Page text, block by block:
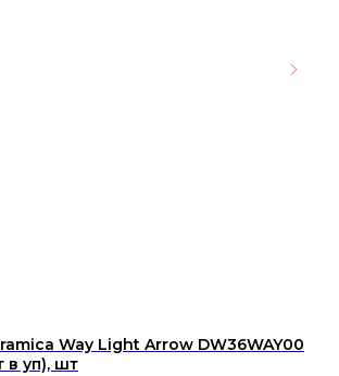
Way Light Arrow DW36WAY00
в уп), шт